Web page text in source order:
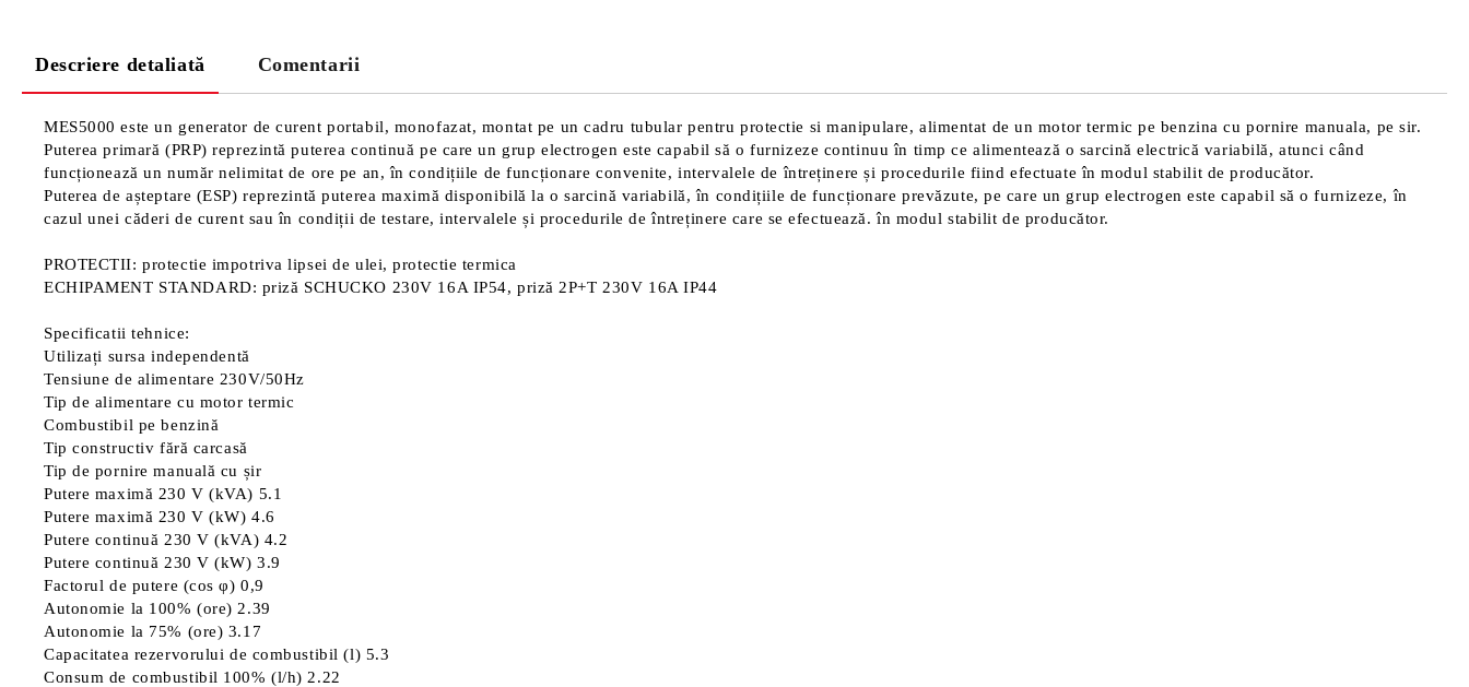
Descriere detaliată Comentarii
MES5000 este un generator de curent portabil, monofazat, montat pe un cadru tubular pentru protectie si manipulare, alimentat de un motor termic pe benzina cu pornire manuala, pe sir.
Puterea primară (PRP) reprezintă puterea continuă pe care un grup electrogen este capabil să o furnizeze continuu în timp ce alimentează o sarcină electrică variabilă, atunci când
funcționează un număr nelimitat de ore pe an, în condițiile de funcționare convenite, intervalele de întreținere și procedurile fiind efectuate în modul stabilit de producător.
Puterea de așteptare (ESP) reprezintă puterea maximă disponibilă la o sarcină variabilă, în condițiile de funcționare prevăzute, pe care un grup electrogen este capabil să o furnizeze, în
cazul unei căderi de curent sau în condiții de testare, intervalele și procedurile de întreținere care se efectuează. în modul stabilit de producător.
PROTECTII: protectie impotriva lipsei de ulei, protectie termica
ECHIPAMENT STANDARD: priză SCHUCKO 230V 16A IP54, priză 2P+T 230V 16A IP44
Specificatii tehnice:
Utilizați sursa independentă
Tensiune de alimentare 230V/50Hz
Tip de alimentare cu motor termic
Combustibil pe benzină
Tip constructiv fără carcasă
Tip de pornire manuală cu șir
Putere maximă 230 V (kVA) 5.1
Putere maximă 230 V (kW) 4.6
Putere continuă 230 V (kVA) 4.2
Putere continuă 230 V (kW) 3.9
Factorul de putere (cos φ) 0,9
Autonomie la 100% (ore) 2.39
Autonomie la 75% (ore) 3.17
Capacitatea rezervorului de combustibil (l) 5.3
Consum de combustibil 100% (l/h) 2.22